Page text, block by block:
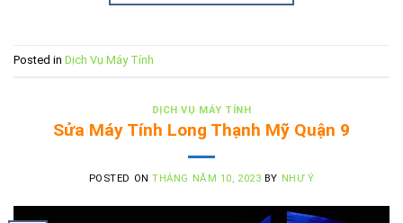
Posted in Dịch Vụ Máy Tính
DỊCH VỤ MÁY TÍNH
Sửa Máy Tính Long Thạnh Mỹ Quận 9
POSTED ONTHÁNG NĂM 10, 2023 BY NHƯ Ý